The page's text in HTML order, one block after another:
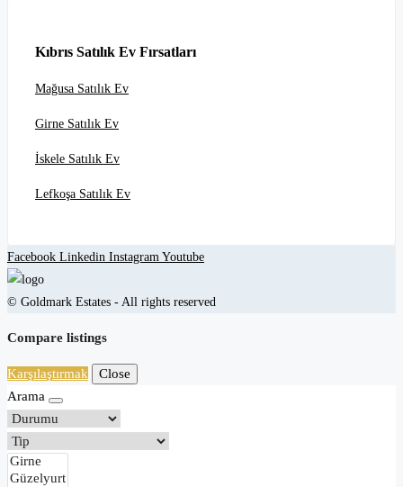
Kıbrıs Satılık Ev Fırsatları
Mağusa Satılık Ev
Girne Satılık Ev
İskele Satılık Ev
Lefkoşa Satılık Ev
Facebook Linkedin Instagram Youtube
© Goldmark Estates - All rights reserved
Compare listings
Karşılaştırmak
Close
Arama